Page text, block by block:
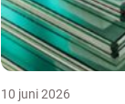
10 juni 2026